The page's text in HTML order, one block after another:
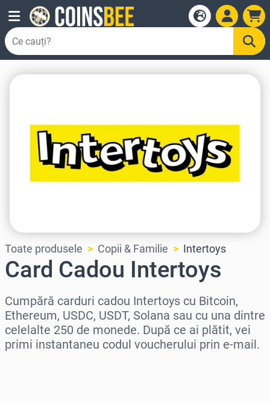
Toate produsele Copii & Familie Intertoys
Card Cadou Intertoys
Cumpără carduri cadou Intertoys cu Bitcoin,
Ethereum, USDC, USDT, Solana sau cu una dintre
celelalte 250 de monede. După ce ai plătit, vei
primi instantaneu codul voucherului prin e-mail.